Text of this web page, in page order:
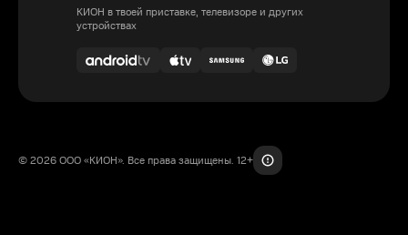
КИОН в твоей приставке, телевизоре и других
устройствах
© 2026 ООО «КИОН». Все права защищены. 12+